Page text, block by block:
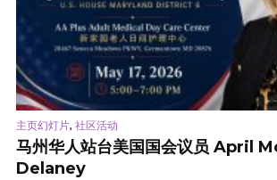
主页幻灯片, 社区活动
马州华人站台美国国会议员 April
Delaney